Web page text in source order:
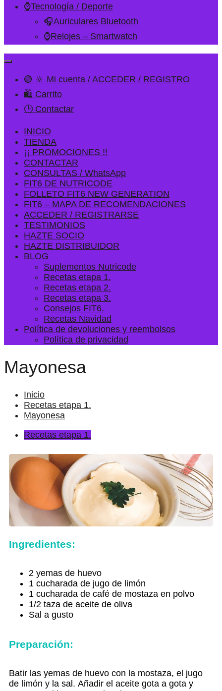
⌚Tecnología / Deporte
🎧Auriculares Bluetooth
⌚Relojes – Smartwatch
🟢 🔆 Mi cuenta / ACCEDER / REGISTRO
🛍️ Carrito
🕒 Contactar
INICIO
TIENDA
¡¡ PROMOCIONES !!
CONTACTAR
CONSULTAS / WhatsApp
FIT6 DE NUTRICODE
FOLLETO FIT6 NEW GENERATION
FIT6 – MAPA DE RECOMENDACIONES
ACCEDER / REGISTRARSE
TESTIMONIOS
HAZTE SOCIO
HAZTE DISTRIBUIDOR
BLOG
Suplementos Nutricode
Recetas etapa 1.
Recetas etapa 2.
Recetas etapa 3.
Consejos FIT6.
Recetas Navidad
Política de devoluciones y reembolsos
Política de privacidad
Mayonesa
Inicio
Recetas etapa 1.
Mayonesa
Recetas etapa 1.
Ingredientes:
2 yemas de huevo
1 cucharada de jugo de limón
1 cucharada de café de mostaza en polvo
1/2 taza de aceite de oliva
Sal a gusto
Preparación:
Batir las yemas de huevo con la mostaza, el jugo
de limón y la sal. Añadir el aceite gota a gota y